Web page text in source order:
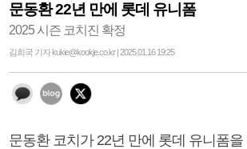
문동환 22년 만에 롯데 유니폼
2025 시즌 코치진 확정
김희국 기자 kukie@kookje.co.kr | 2025.01.16 19:25
문동환 코치가 22년 만에 롯데 유니폼을